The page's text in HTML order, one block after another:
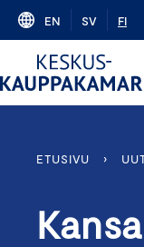
Skip
content
EN SV FI
ETUSIVU ›